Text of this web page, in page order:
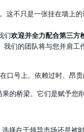
。这不只是一张挂在墙上
们欢迎并全力配合第三方
们的团队将与您并肩工
口号上。依赖过时、昂贵
的桥梁。它们是赋予您
择在于领导市场还是被时